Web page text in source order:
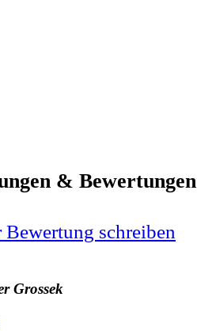
&
schreiben
Grossek